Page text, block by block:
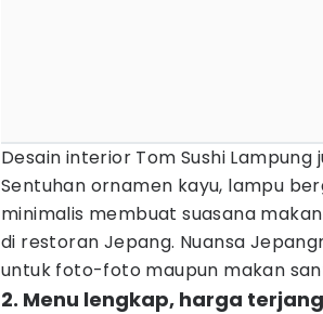
Desain interior Tom Sushi
Sentuhan ornamen kayu, lampu
minimalis membuat suasana
di restoran Jepang. Nuansa
untuk foto-foto maupun makan
2. Menu lengkap, harga